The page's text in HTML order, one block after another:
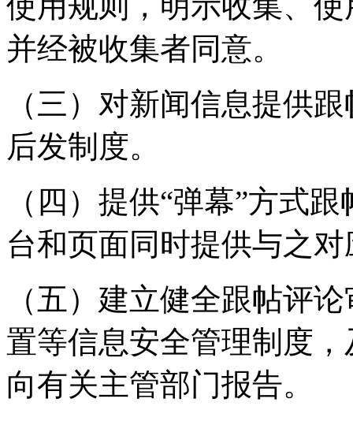
并经被收集者同意。
（三）对新闻信息提供
后发制度。
（四）提供“弹幕”方式
台和页面同时提供与之
（五）建立健全跟帖评
置等信息安全管理制度
向有关主管部门报告。